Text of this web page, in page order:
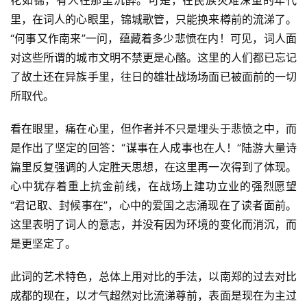
里，在词人的心眼里，锦城歌管，只能换来樽前的流涕了。
“何事又作南来”一问，蕴藏着多少悲愤在内！可见，词人面
对这些所谓的城市文明不禁更是心酪。这里的人们都已忘记
了故土还在异族手里，往日的雄壮战场场面已被面前的一切
所取代。
看在眼里，痛在心里，但作者并不只是埋头于悲愤之中，而
是作出了坚定的回答：“谋事在人成事也在人！”陆游大量诗
篇里反复强调的人定胜天思想，在这里再一次得到了体现。
心中犹存着重上抗金前线，在战场上建功立业的强烈愿望
“君记取、封候事在”，心中的爱国之志涌现在了读者面前。
这里表明了词人的意志，并没有因为环境的变化而消沉，而
是更坚定了。
此词的艺术特色，总体上用对比的手法，以南郑的过去对比
成都的现在，以才气超然对比流涕尊前，表面是现在为主过